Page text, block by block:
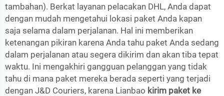
tambahan). Berkat layanan pelacakan DHL, Anda dapat
dengan mudah mengetahui lokasi paket Anda kapan
saja selama dalam perjalanan. Hal ini memberikan
ketenangan pikiran karena Anda tahu paket Anda sedang
dalam perjalanan atau segera dikirim dan akan tiba tepat
waktu. Ini mengakhiri gangguan pelanggan yang tidak
tahu di mana paket mereka berada seperti yang terjadi
dengan J&D Couriers, karena Lianbao kirim paket ke